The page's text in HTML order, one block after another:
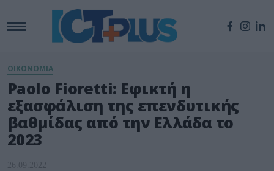
ΟΙΚΟΝΟΜΙΑ
Paolo Fioretti: Εφικτή η
εξασφάλιση της επενδυτικής
βαθμίδας από την Ελλάδα το
2023
26.09.2022